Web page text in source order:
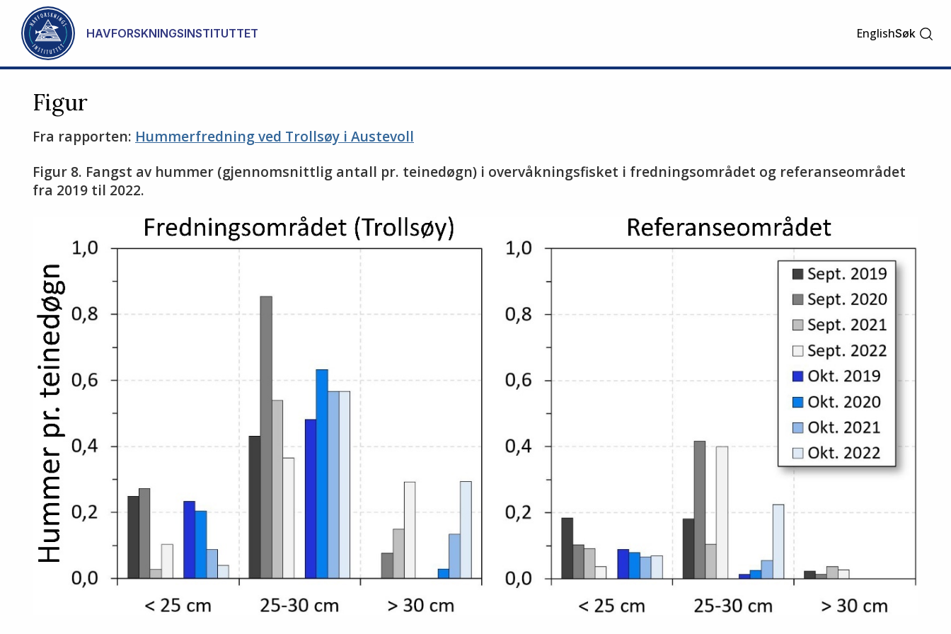
Gå til hovedinnhold
HAVFORSKNINGSINSTITUTTET EnglishSøk
Figur
Fra rapporten: Hummerfredning ved Trollsøy i Austevoll
Figur 8. Fangst av hummer (gjennomsnittlig antall pr. teinedøgn) i overvåkningsfisket i fredningsområdet og referanseområdet
fra 2019 til 2022.